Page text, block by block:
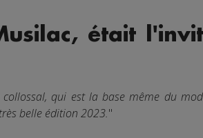
était
qui est la base même du
belle édition 2023."